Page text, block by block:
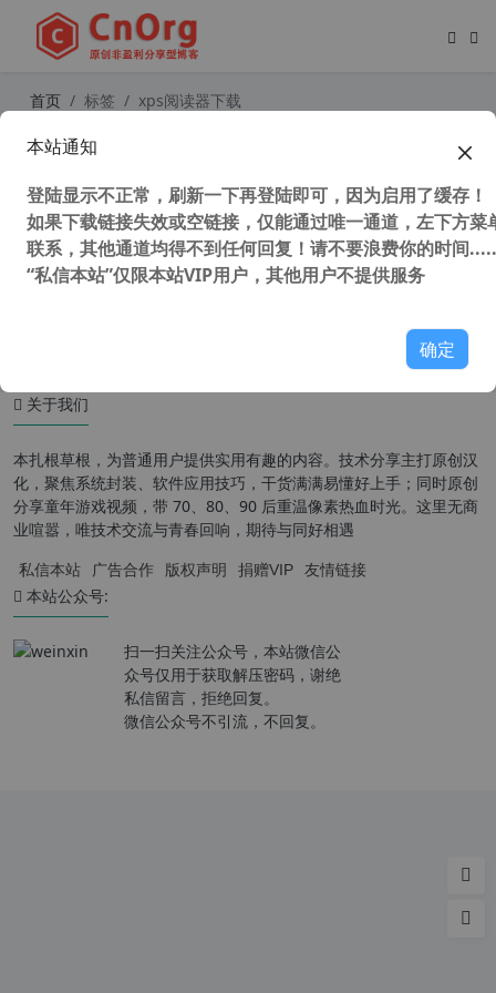
首页 标签 xps阅读器下载
独家汉化 XPS转PDF工具 和 XPS阅读
关于我们
本扎根草根，为普通用户提供实用有趣的内容。技术分享主打原创汉
化，聚焦系统封装、软件应用技巧，干货满满易懂好上手；同时原创
分享童年游戏视频，带 70、80、90 后重温像素热血时光。这里无商
业喧嚣，唯技术交流与青春回响，期待与同好相遇
私信本站 广告合作 版权声明 捐赠VIP 友情链接
本站公众号:
扫一扫关注公众号，本站微信公
众号仅用于获取解压密码，谢绝
私信留言，拒绝回复。
微信公众号不引流，不回复。
本站通知
登陆显示不正常，刷新一下再登陆即可，因为启用了缓存！
如果下载链接失效或空链接，仅能通过唯一通道，左下方菜
联系，其他通道均得不到任何回复！请不要浪费你的时间
“私信本站”仅限本站VIP用户，其他用户不提供服务
确定